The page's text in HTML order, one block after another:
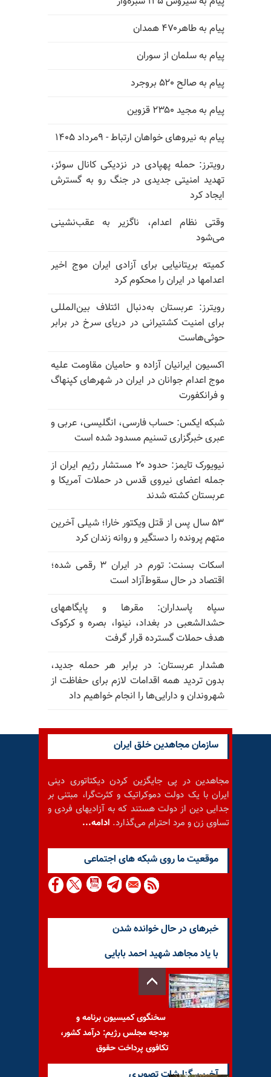
پیام به طاهر۴۷۰ همدان
پیام به سلمان از سوران
پیام به صالح ۵۲۰ بروجرد
پیام به مجید ۲۳۵۰ قزوین
پیام به نیروهای خواهان ارتباط - ۹مرداد ۱۴۰۵
رویترز: حمله پهپادی در نزدیکی کانال سوئز،
تهدید امنیتی جدیدی در جنگ رو به گسترش
ایجاد کرد
وقتی نظام اعدام، ناگزیر به عقب‌نشینی
می‌شود
کمیته بریتانیایی برای آزادی ایران موج اخیر
اعدامها در ایران را محکوم کرد
رویترز: عربستان به‌دنبال ائتلاف بین‌المللی
برای امنیت کشتیرانی در دریای سرخ در برابر
حوثی‌هاست
اکسیون ایرانیان آزاده و حامیان مقاومت علیه
موج اعدام جوانان در ایران در شهرهای کپنهاگ
و فرانکفورت
شبکه ایکس: حساب فارسی، انگلیسی، عربی و
عبری خبرگزاری تسنیم مسدود شده است
نیویورک تایمز: حدود ۲۰ مستشار رژیم ایران از
جمله اعضای نیروی قدس در حملات آمریکا و
عربستان کشته شدند
۵۳ سال پس از قتل ویکتور خارا؛ شیلی آخرین
متهم پرونده را دستگیر و روانه زندان کرد
اسکات بسنت: تورم در ایران ۳ رقمی شده؛
اقتصاد در حال سقوط‌آزاد است
سپاه پاسداران: مقرها و پایگاههای
حشدالشعبی در بغداد، نینوا، بصره و کرکوک
هدف حملات گسترده قرار گرفت
هشدار عربستان: در برابر هر حمله جدید،
بدون تردید همه اقدامات لازم برای حفاظت از
شهروندان و دارایی‌ها را انجام خواهیم داد
سازمان مجاهدین خلق ایران
مجاهدین در پی جایگزین کردن دیکتاتوری دینی
ایران با یک دولت دموکراتیک و کثرت‌گرا، مبتنی بر
جدایی دین از دولت هستند که به آزادیهای فردی و
تساوی زن و مرد احترام می‌گذارد. ادامه...
موقعيت ما روى شبكه هاى اجتماعى
خبرهای در حال خوانده شدن
با یاد مجاهد شهید احمد بابایی
سخنگوی کمیسیون برنامه و
بودجه مجلس رژیم: درآمد کشور،
تکافوی پرداخت حقوق